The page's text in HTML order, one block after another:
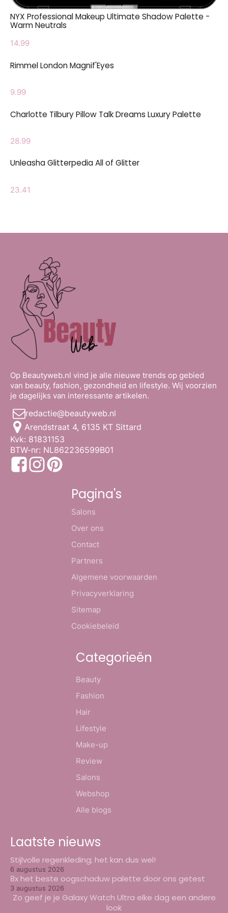
NYX Professional Makeup Ultimate Shadow Palette -
Warm Neutrals
14.99
Rimmel London Magnif'Eyes
9.99
Charlotte Tilbury Pillow Talk Dreams Luxury Palette
28.99
Unleasha Glitterpedia All of Glitter
23.41
Op Beautyweb.nl vind je alle nieuwe trends op gebied
van beauty, fashion, gezondheid en lifestyle. Wij voorzien
je dagelijks van interessante artikelen.
redactie@beautyweb.nl
Arendstraat 4, 6135 KT Sittard
Kvk: 81831153
BTW-nr: NL862236599B01
Pagina's
Salons
Over ons
Contact
Partners
Algemene voorwaarden
Privacyverklaring
Sitemap
Cookiebeleid
Categorieën
Beauty
Fashion
Hair
Lifestyle
Make-up
Review
Salons
Webshop
Alle blogs
Laatste nieuws
Stijlvolle regenkleding; het kan dus wel!
6 augustus 2026
8x het beste oogschaduw palette door ons getest
3 augustus 2026
Zo geef je je Galaxy Watch Ultra elke dag een andere
look